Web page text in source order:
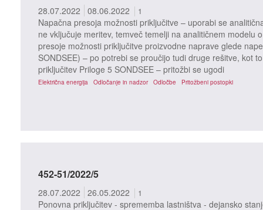
28.07.2022 08.06.2022 1
Napačna presoja možnosti priključitve – uporabi se
ne vključuje meritev, temveč temelji na analitičnem modelu
presoje možnosti priključitve proizvodne naprave glede
SONDSEE) – po potrebi se proučijo tudi druge rešitve, kot
priključitev Priloge 5 SONDSEE – pritožbi se ugodi
Električna energija Odločanje in nadzor Odločbe Pritožbeni postopki
452-51/2022/5
28.07.2022 26.05.2022 1
Ponovna priključitev - sprememba lastništva - dejansko